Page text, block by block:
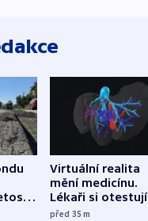
ani
Virtuální realita
mění medicínu.
Lékaři si otestují
každý řez, říká
před 35m